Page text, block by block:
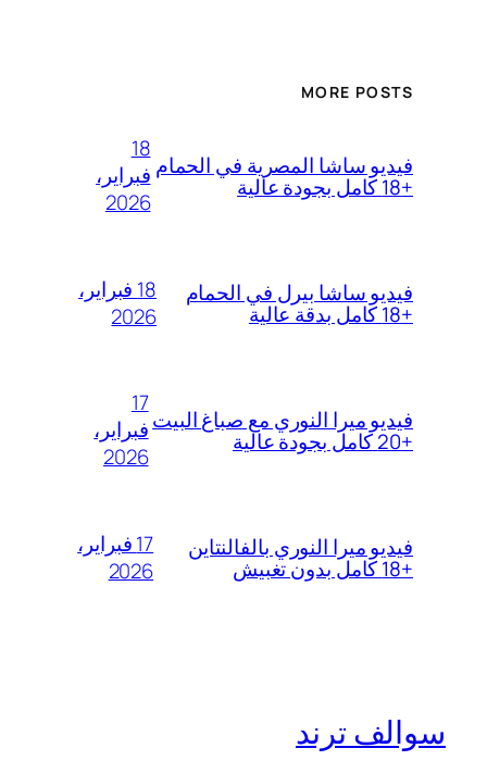
MORE POSTS
فيديو ساشا المصرية في الحمام
+18 كامل بجودة عالية
18
فبراير،
2026
فيديو ساشا بيرل في الحمام
+18 كامل بدقة عالية
18 فبراير،
2026
فيديو ميرا النوري مع صباغ البيت
+20 كامل بجودة عالية
17
فبراير،
2026
فيديو ميرا النوري بالفالنتاين
+18 كامل بدون تغبيش
17 فبراير،
2026
سوالف ترند